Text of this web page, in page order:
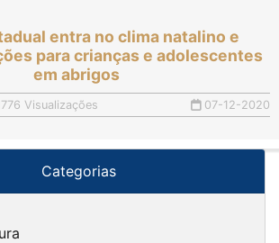
entra no clima natalino e
para crianças e adolescentes
em abrigos
Visualizações 07-12-2020
Categorias